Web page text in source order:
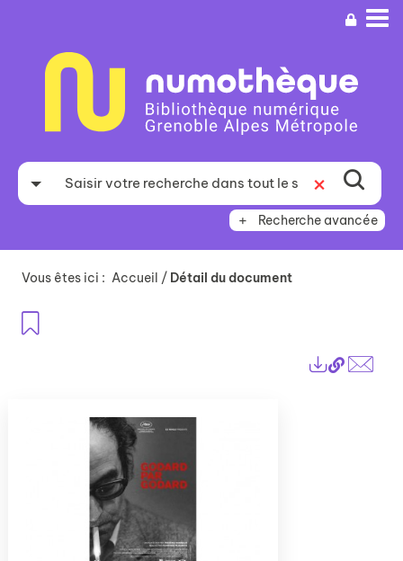
recherche
Recherche avancée
Vous êtes ici : Accueil / Détail du document
Lien